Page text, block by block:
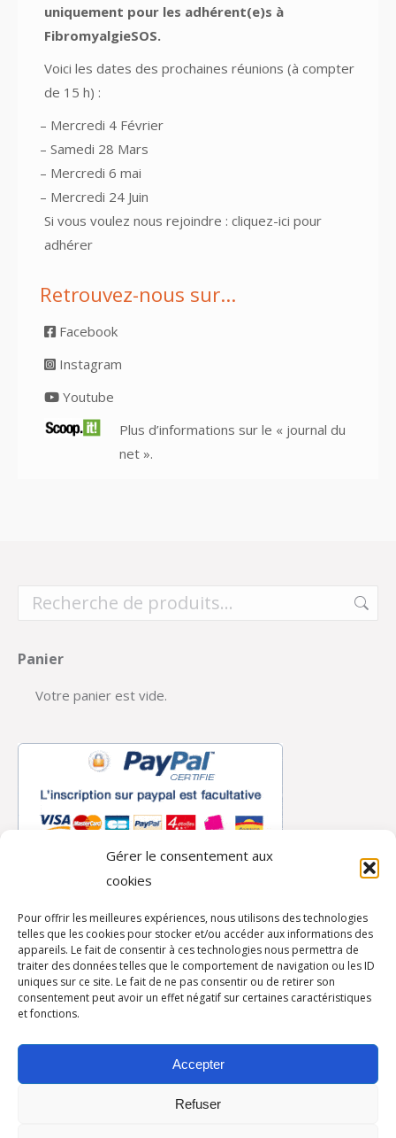
Gérer le consentement aux
cookies
Pour offrir les meilleures expériences, nous utilisons des technologies
telles que les cookies pour stocker et/ou accéder aux informations des
appareils. Le fait de consentir à ces technologies nous permettra de
traiter des données telles que le comportement de navigation ou les ID
uniques sur ce site. Le fait de ne pas consentir ou de retirer son
consentement peut avoir un effet négatif sur certaines caractéristiques
et fonctions.
Accepter
Refuser
uniquement pour les adhérent(e)s à
FibromyalgieSOS.
Voici les dates des prochaines réunions (à compter
de 15 h) :
– Mercredi 4 Février
– Samedi 28 Mars
– Mercredi 6 mai
– Mercredi 24 Juin
Si vous voulez nous rejoindre : cliquez-ici pour
adhérer
Retrouvez-nous sur…
Facebook
Instagram
Youtube
Plus d’informations sur le « journal du
net ».
Panier
Votre panier est vide.
Autres partenaires